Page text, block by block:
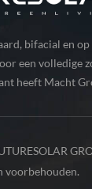
bifacial en op
een volledige
heeft Macht
voorbehouden.